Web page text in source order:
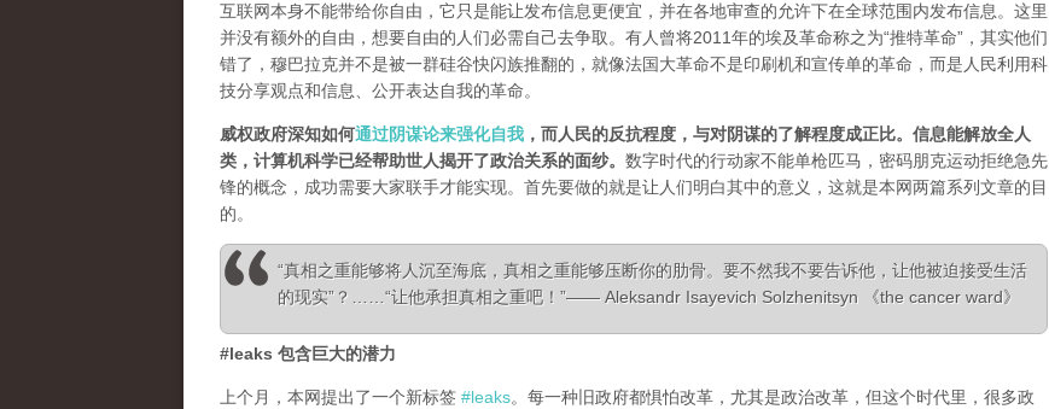
互联网本身不能带给你自由，它只是能让发布信息更便宜，并在各地审查的允许下在全球范围内发布信息。这里
并没有额外的自由，想要自由的人们必需自己去争取。有人曾将2011年的埃及革命称之为“推特革命”，其实他们
错了，穆巴拉克并不是被一群硅谷快闪族推翻的，就像法国大革命不是印刷机和宣传单的革命，而是人民利用科
技分享观点和信息、公开表达自我的革命。
威权政府深知如何通过阴谋论来强化自我 ，而人民的反抗程度，与对阴谋的了解程度成正比。信息能解放全人
类，计算机科学已经帮助世人揭开了政治关系的面纱。 数字时代的行动家不能单枪匹马，密码朋克运动拒绝急先
锋的概念，成功需要大家联手才能实现。首先要做的就是让人们明白其中的意义，这就是本网两篇系列文章的目
的。
“真相之重能够将人沉至海底，真相之重能够压断你的肋骨。要不然我不要告诉他，让他被迫接受生活
的现实”？……“让他承担真相之重吧！”—— Aleksandr Isayevich Solzhenitsyn 《the cancer ward》
#leaks 包含巨大的潜力
上个月，本网提出了一个新标签 #leaks。每一种旧政府都惧怕改革，尤其是政治改革，但这个时代里，很多政